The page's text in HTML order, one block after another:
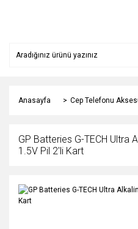
Anasayfa Cep Telefonu
GP Batteries G-TECH Ultra
1.5V Pil 2'li Kart